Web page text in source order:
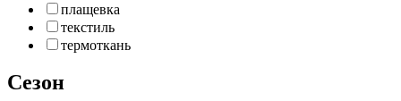
плащевка
текстиль
термоткань
Сезон